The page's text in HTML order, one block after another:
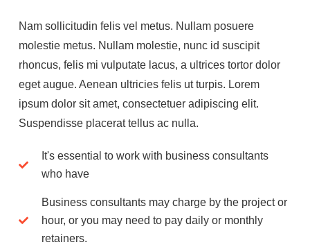
Nam sollicitudin felis vel metus. Nullam posuere
molestie metus. Nullam molestie, nunc id suscipit
rhoncus, felis mi vulputate lacus, a ultrices tortor dolor
eget augue. Aenean ultricies felis ut turpis. Lorem
ipsum dolor sit amet, consectetuer adipiscing elit.
Suspendisse placerat tellus ac nulla.
It's essential to work with business consultants
who have
Business consultants may charge by the project or
hour, or you may need to pay daily or monthly
retainers.